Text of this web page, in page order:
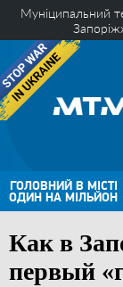
Муніципальний
ГОЛОВНИЙ В МІСТІ
ОДИН НА МІЛЬЙОН
Как в
первый